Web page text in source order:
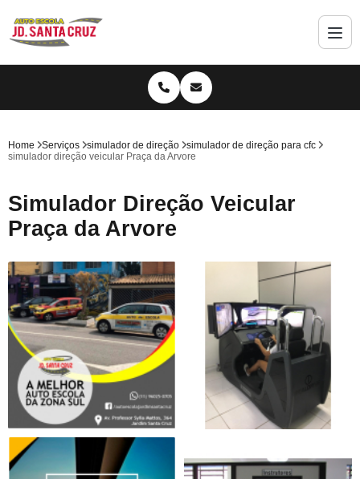
Home Serviços simulador de direção
simulador de direção para cfc
simulador direção veicular Praça da Arvore
Simulador Direção Veicular
Praça da Arvore